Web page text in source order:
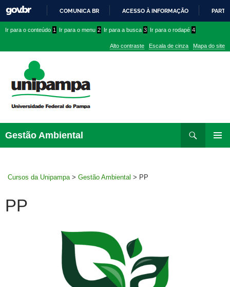
PARA
CONTEÚDO
COMUNICA BR ACESSO À INFORMAÇÃO
conteúdo
menu
superior
menu
Ir para o conteúdo 1 Ir para o menu 2 Ir para a busca 3 Ir para o rodapé 4
Alto contraste Escala de cinza Mapa do site
Gestão Ambiental
Cursos da Unipampa > Gestão Ambiental > PP
PP